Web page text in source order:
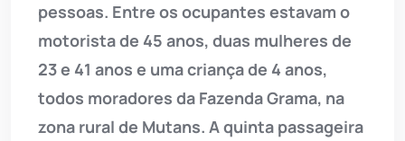
pessoas. Entre os ocupantes estavam o
motorista de 45 anos, duas mulheres de
23 e 41 anos e uma criança de 4 anos,
todos moradores da Fazenda Grama, na
zona rural de Mutans. A quinta passageira